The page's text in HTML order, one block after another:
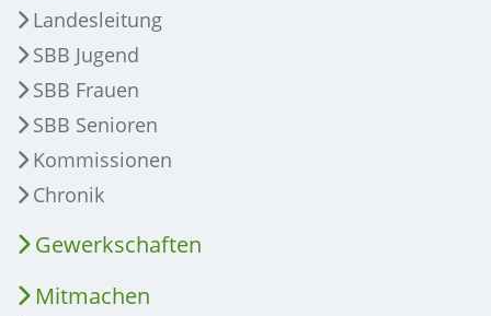
Landesleitung
SBB Jugend
SBB Frauen
SBB Senioren
Kommissionen
Chronik
Gewerkschaften
Mitmachen